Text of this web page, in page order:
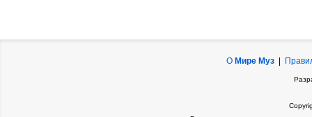
О Мире Муз|